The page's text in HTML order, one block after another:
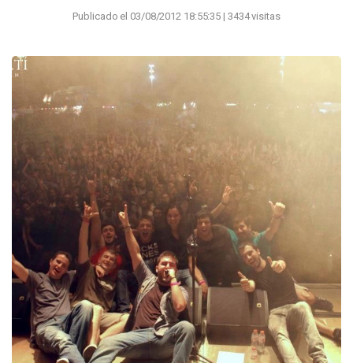
Publicado el 03/08/2012 18:55:35 | 3434 visitas